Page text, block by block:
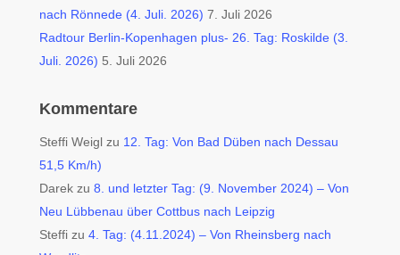
nach Rönnede (4. Juli. 2026) 7. Juli 2026
Radtour Berlin-Kopenhagen plus- 26. Tag: Roskilde (3.
Juli. 2026) 5. Juli 2026
Kommentare
Steffi Weigl zu 12. Tag: Von Bad Düben nach Dessau
51,5 Km/h)
Darek zu8. und letzter Tag: (9. November 2024) – Von
Neu Lübbenau über Cottbus nach Leipzig
Steffi zu4. Tag: (4.11.2024) – Von Rheinsberg nach